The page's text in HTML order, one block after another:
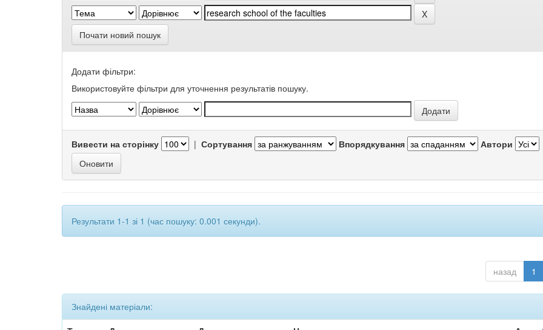
Почати новий пошук
Додати фільтри:
Використовуйте фільтри для уточнення результатів пошуку.
Вивести на сторінку | Сортування Впорядкування Автори
Результати 1-1 зі 1 (час пошуку: 0.001 секунди).
назад 1
Знайдені матеріали: